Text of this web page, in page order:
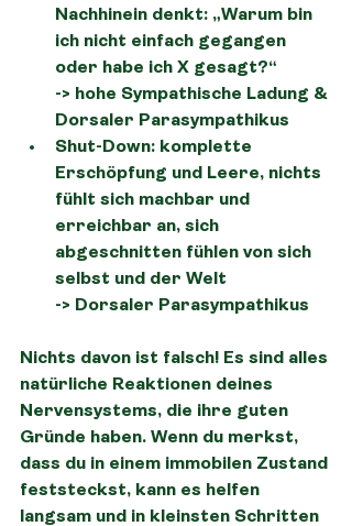
Nachhinein denkt: „Warum bin
ich nicht einfach gegangen
oder habe ich X gesagt?“
-> hohe Sympathische Ladung &
Dorsaler Parasympathikus
Shut-Down: komplette
Erschöpfung und Leere, nichts
fühlt sich machbar und
erreichbar an, sich
abgeschnitten fühlen von sich
selbst und der Welt
-> Dorsaler Parasympathikus
Nichts davon ist falsch! Es sind alles
natürliche Reaktionen deines
Nervensystems, die ihre guten
Gründe haben. Wenn du merkst,
dass du in einem immobilen Zustand
feststeckst, kann es helfen
langsam und in kleinsten Schritten